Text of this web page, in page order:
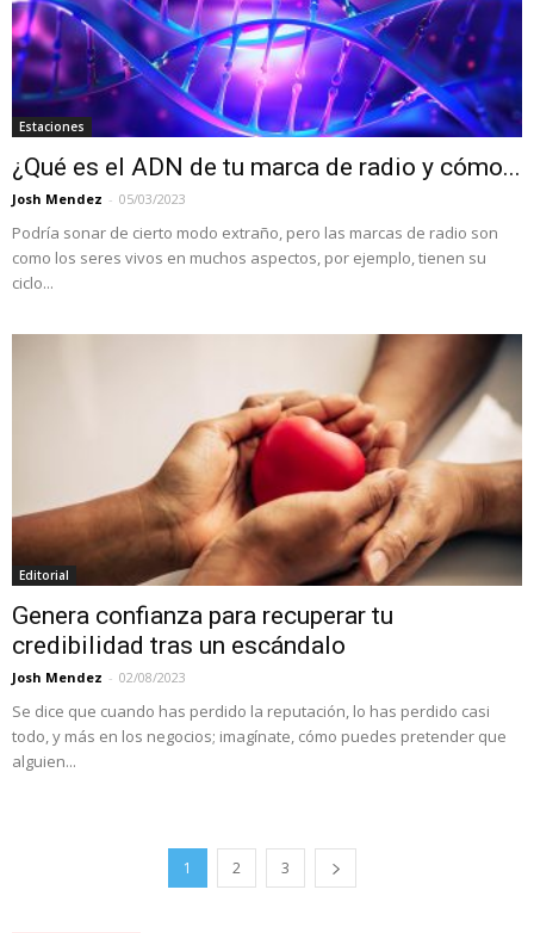
Estaciones
¿Qué es el ADN de tu marca de radio y cómo...
Josh Mendez - 05/03/2023
Podría sonar de cierto modo extraño, pero las marcas de radio son
como los seres vivos en muchos aspectos, por ejemplo, tienen su
ciclo...
Editorial
Genera confianza para recuperar tu
credibilidad tras un escándalo
Josh Mendez - 02/08/2023
Se dice que cuando has perdido la reputación, lo has perdido casi
todo, y más en los negocios; imagínate, cómo puedes pretender que
alguien...
1 2 3